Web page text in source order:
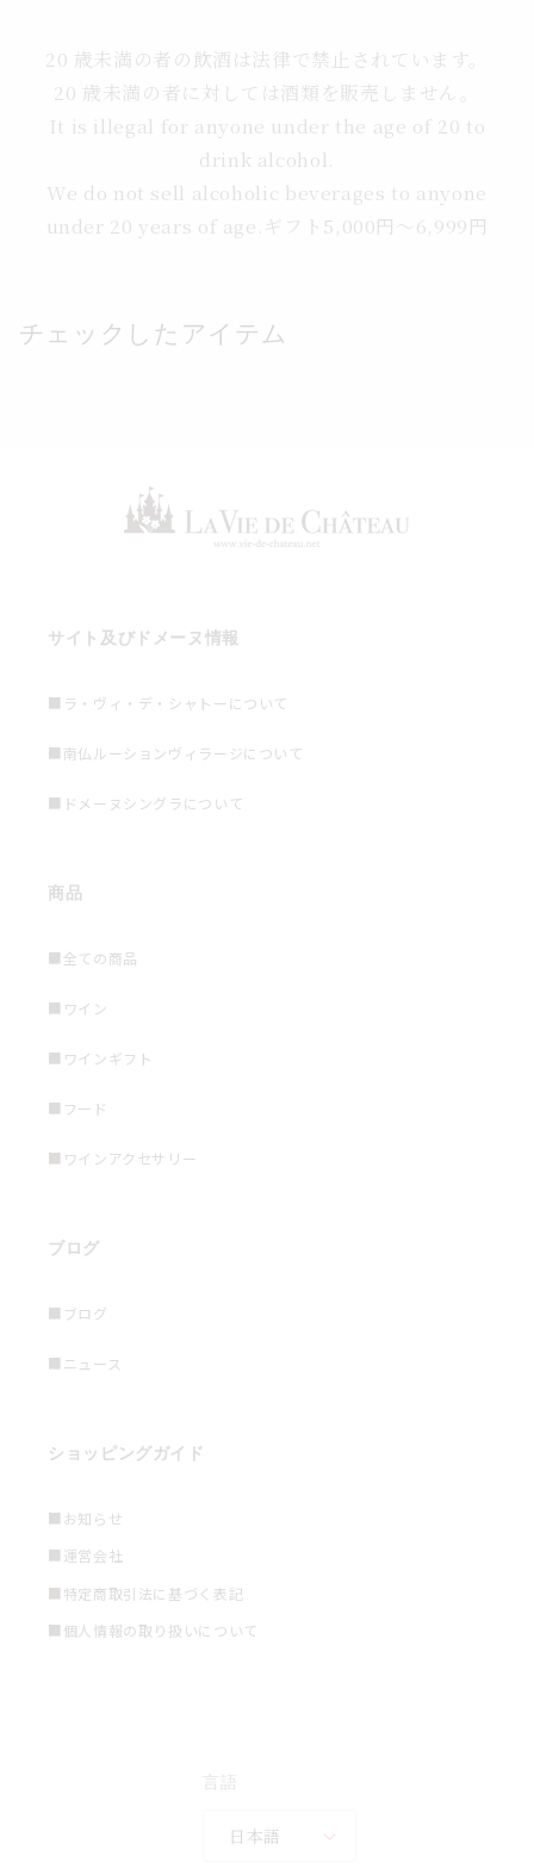
20 歳未満の者の飲酒は法律で禁止されています。
20 歳未満の者に対しては酒類を販売しません。
It is illegal for anyone under the age of 20 to
drink alcohol.
We do not sell alcoholic beverages to anyone
under 20 years of age.ギフト5,000円～6,999円
チェックしたアイテム
サイト及びドメーヌ情報
■ラ・ヴィ・デ・シャトーについて
■南仏ルーションヴィラージについて
■ドメーヌシングラについて
商品
■全ての商品
■ワイン
■ワインギフト
■フード
■ワインアクセサリー
ブログ
■ブログ
■ニュース
ショッピングガイド
■お知らせ
■運営会社
■特定商取引法に基づく表記
■個人情報の取り扱いについて
言語
日本語